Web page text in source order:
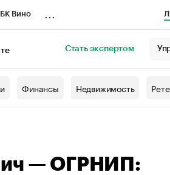
Вино
Стать экспертом
Финансы Недвижимость
— ОГРНИП: